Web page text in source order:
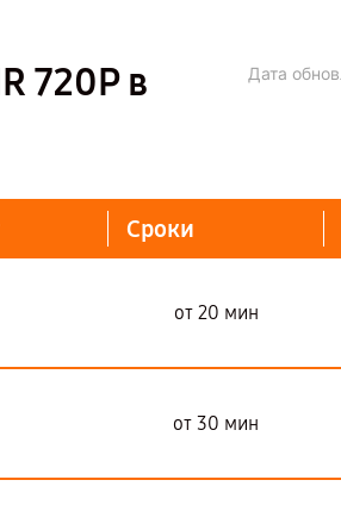
720P в
Дата
Сроки
от 20 мин
от 30 мин